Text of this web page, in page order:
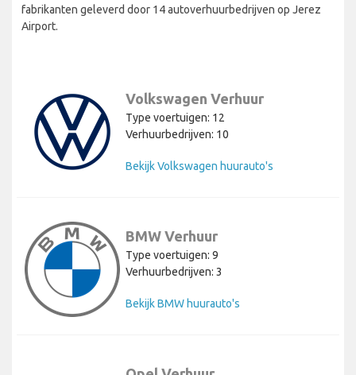
fabrikanten geleverd door 14 autoverhuurbedrijven op Jerez
Airport.
Volkswagen Verhuur
Type voertuigen: 12
Verhuurbedrijven: 10
Bekijk Volkswagen huurauto's
BMW Verhuur
Type voertuigen: 9
Verhuurbedrijven: 3
Bekijk BMW huurauto's